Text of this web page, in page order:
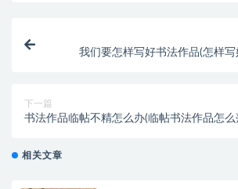
我们要怎样写好书法作品(怎样
下一篇
书法作品临帖不精怎么办(临帖书法作品怎么
相关文章